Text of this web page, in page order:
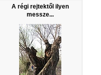
A régi rejtektől ilyen
messze...